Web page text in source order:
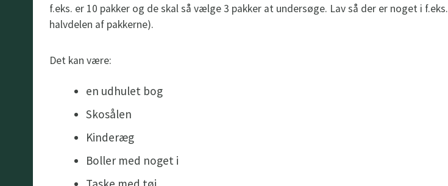
f.eks. er 10 pakker og de skal så vælge 3 pakker at undersøge. Lav så der er noget i f.eks.
halvdelen af pakkerne).
Det kan være:
en udhulet bog
Skosålen
Kinderæg
Boller med noget i